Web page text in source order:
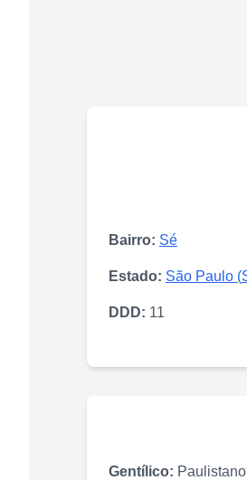
Bairro: Sé
Estado: São Paulo (
DDD: 11
Gentílico: Paulistano